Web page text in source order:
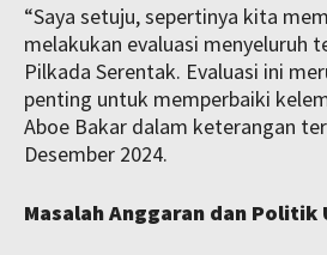
“Saya setuju, sepertinya kita
melakukan evaluasi menyeluruh
Pilkada Serentak. Evaluasi ini
penting untuk memperbaiki
Aboe Bakar dalam keterangan
Desember 2024.
Masalah Anggaran dan Politik